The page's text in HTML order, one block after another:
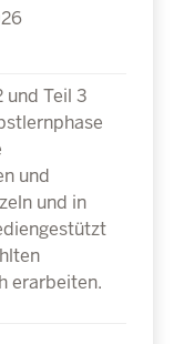
und Teil 3
und
und in
erarbeiten.